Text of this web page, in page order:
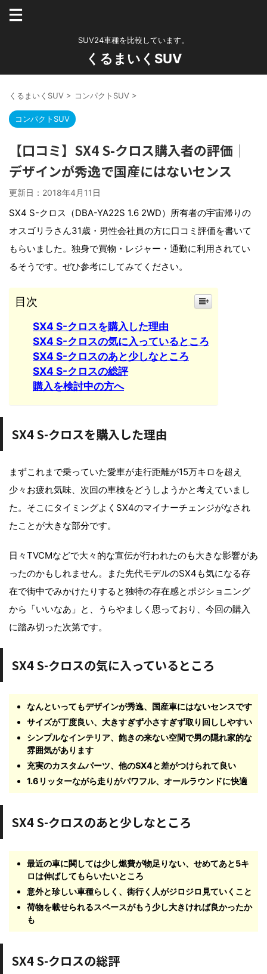
SUV24車種を比較しています。
くるまいくSUV
くるまいくSUV > コンパクトSUV >
コンパクトSUV
【口コミ】SX4 S-クロス購入者の評価｜
デザインが秀逸で国産にはないセンス
更新日： 2018年4月11日
SX4 S-クロス（DBA-YA22S 1.6 2WD）所有者の宇宙帰りの
オスゴリラさん31歳・男性会社員の方に口コミ評価を書いて
もらいました。独身で買物・レジャー・通勤に利用されてい
るそうです。ぜひ参考にしてみてください。
目次
SX4 S-クロスを購入した理由
SX4 S-クロスの気に入っているところ
SX4 S-クロスのあと少しなところ
SX4 S-クロスの総評
購入を検討中の方へ
SX4 S-クロスを購入した理由
まずこれまで乗っていた愛車が走行距離が15万キロを超え
少々お疲れ気味、次回の車検をどうしようかと考えていまし
た。そこにタイミングよくSX4のマイナーチェンジがなされ
たことが大きな部分です。
日々TVCMなどで大々的な宣伝が行われたのも大きな影響があ
ったのかもしれません。また先代モデルのSX4も気になる存
在で街中でみかけたりすると独特の存在感とポジショニング
から「いいなあ」と、うらやましく思っており、今回の購入
に踏み切った次第です。
SX4 S-クロスの気に入っているところ
なんといってもデザインが秀逸、国産車にはないセンスです
サイズが丁度良い、大きすぎず小さすぎず取り回ししやすい
シンプルなインテリア、飽きの来ない空間で男の隠れ家的な
雰囲気があります
充実のカスタムパーツ、他のSX4と差がつけられて良い
1.6リッターながら走りがパワフル、オールラウンドに快適
SX4 S-クロスのあと少しなところ
最近の車に関しては少し燃費が物足りない、せめてあと5キ
ロは伸ばしてもらいたいところ
意外と珍しい車種らしく、街行く人がジロジロ見ていくこと
荷物を載せられるスペースがもう少し大きければ良かったか
も
SX4 S-クロスの総評